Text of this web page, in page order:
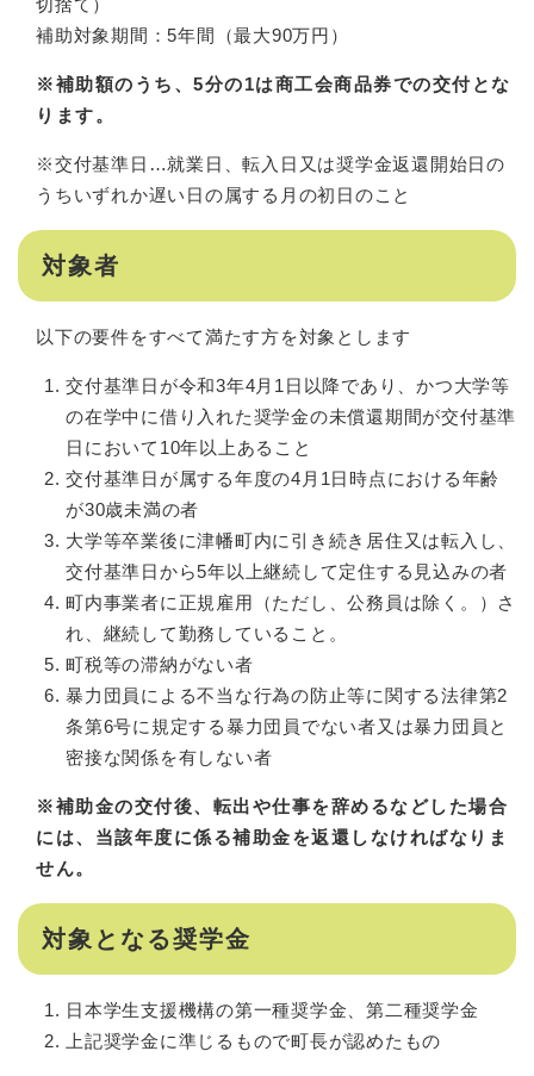
補助対象期間：5年間（最大90万円）
※補助額のうち、5分の1は商工会商品券での交付とな
ります。
※交付基準日…就業日、転入日又は奨学金返還開始日の
うちいずれか遅い日の属する月の初日のこと
対象者
以下の要件をすべて満たす方を対象とします
交付基準日が令和3年4月1日以降であり、かつ大学等
の在学中に借り入れた奨学金の未償還期間が交付基準
日において10年以上あること
交付基準日が属する年度の4月1日時点における年齢
が30歳未満の者
大学等卒業後に津幡町内に引き続き居住又は転入し、
交付基準日から5年以上継続して定住する見込みの者
町内事業者に正規雇用（ただし、公務員は除く。）さ
れ、継続して勤務していること。
町税等の滞納がない者
暴力団員による不当な行為の防止等に関する法律第2
条第6号に規定する暴力団員でない者又は暴力団員と
密接な関係を有しない者
※補助金の交付後、転出や仕事を辞めるなどした場合
には、当該年度に係る補助金を返還しなければなりま
せん。
対象となる奨学金
日本学生支援機構の第一種奨学金、第二種奨学金
上記奨学金に準じるもので町長が認めたもの